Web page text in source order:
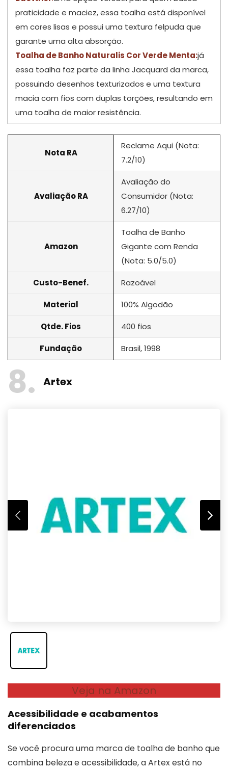
praticidade e maciez, essa toalha está disponível
em cores lisas e possui uma textura felpuda que
garante uma alta absorção.
Toalha de Banho Naturalis Cor Verde Menta:já
essa toalha faz parte da linha Jacquard da marca,
possuindo desenhos texturizados e uma textura
macia com fios com duplas torções, resultando em
uma toalha de maior resistência.
Nota RA
Reclame Aqui (Nota:
7.2/10)
Avaliação RA
Avaliação do
Consumidor (Nota:
6.27/10)
Amazon
Toalha de Banho
Gigante com Renda
(Nota: 5.0/5.0)
Custo-Benef. Razoável
Material 100% Algodão
Qtde. Fios 400 fios
Fundação Brasil, 1998
8 Artex
Veja na Amazon
Acessibilidade e acabamentos
diferenciados
Se você procura uma marca de toalha de banho que
combina beleza e acessibilidade, a Artex está no